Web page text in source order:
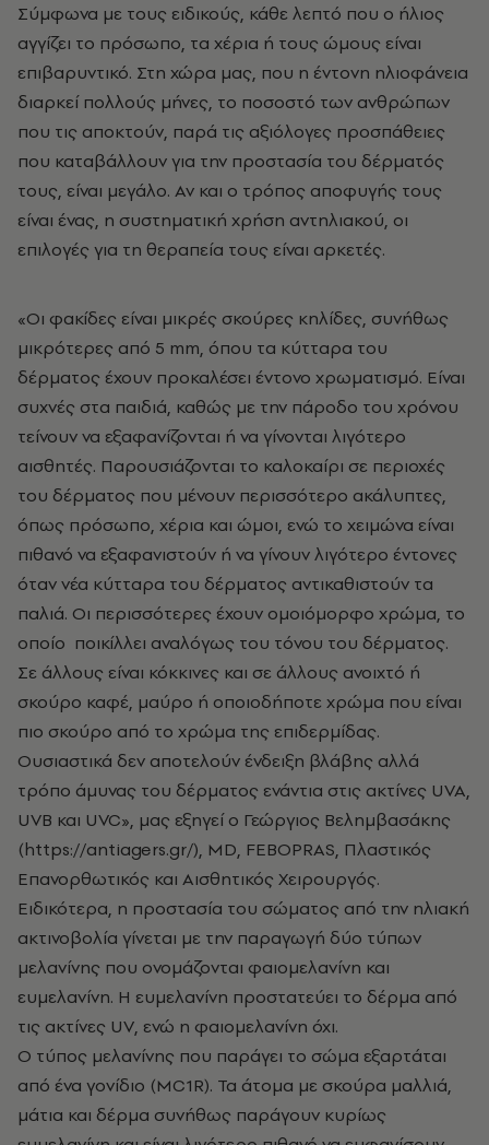
Σύμφωνα με τους ειδικούς, κάθε λεπτό που ο ήλιος
αγγίζει το πρόσωπο, τα χέρια ή τους ώμους είναι
επιβαρυντικό. Στη χώρα μας, που η έντονη ηλιοφάνεια
διαρκεί πολλούς μήνες, το ποσοστό των ανθρώπων
που τις αποκτούν, παρά τις αξιόλογες προσπάθειες
που καταβάλλουν για την προστασία του δέρματός
τους, είναι μεγάλο. Αν και ο τρόπος αποφυγής τους
είναι ένας, η συστηματική χρήση αντηλιακού, οι
επιλογές για τη θεραπεία τους είναι αρκετές.
«Οι φακίδες είναι μικρές σκούρες κηλίδες, συνήθως
μικρότερες από 5 mm, όπου τα κύτταρα του
δέρματος έχουν προκαλέσει έντονο χρωματισμό. Είναι
συχνές στα παιδιά, καθώς με την πάροδο του χρόνου
τείνουν να εξαφανίζονται ή να γίνονται λιγότερο
αισθητές. Παρουσιάζονται το καλοκαίρι σε περιοχές
του δέρματος που μένουν περισσότερο ακάλυπτες,
όπως πρόσωπο, χέρια και ώμοι, ενώ το χειμώνα είναι
πιθανό να εξαφανιστούν ή να γίνουν λιγότερο έντονες
όταν νέα κύτταρα του δέρματος αντικαθιστούν τα
παλιά. Οι περισσότερες έχουν ομοιόμορφο χρώμα, το
οποίο ποικίλλει αναλόγως του τόνου του δέρματος.
Σε άλλους είναι κόκκινες και σε άλλους ανοιχτό ή
σκούρο καφέ, μαύρο ή οποιοδήποτε χρώμα που είναι
πιο σκούρο από το χρώμα της επιδερμίδας.
Ουσιαστικά δεν αποτελούν ένδειξη βλάβης αλλά
τρόπο άμυνας του δέρματος ενάντια στις ακτίνες UVA,
UVB και UVC», μας εξηγεί ο Γεώργιος Βελημβασάκης
(https://antiagers.gr/), MD, FEBOPRAS, Πλαστικός
Επανορθωτικός και Αισθητικός Χειρουργός.
Ειδικότερα, η προστασία του σώματος από την ηλιακή
ακτινοβολία γίνεται με την παραγωγή δύο τύπων
μελανίνης που ονομάζονται φαιομελανίνη και
ευμελανίνη. Η ευμελανίνη προστατεύει το δέρμα από
τις ακτίνες UV, ενώ η φαιομελανίνη όχι.
Ο τύπος μελανίνης που παράγει το σώμα εξαρτάται
από ένα γονίδιο (MC1R). Τα άτομα με σκούρα μαλλιά,
μάτια και δέρμα συνήθως παράγουν κυρίως